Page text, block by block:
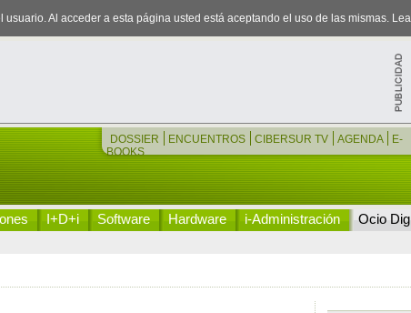
Al acceder a esta página usted está aceptando el uso de las mismas.
DOSSIER ENCUENTROS CIBERSUR TV AGENDA
E-
BOOKS
I+D+i Software Hardware i-Administración Ocio